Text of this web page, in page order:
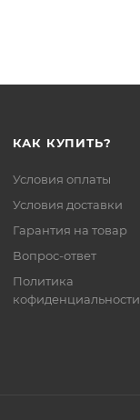
КАК КУПИТЬ?
Условия оплаты
Условия доставки
Гарантия на товар
Вопрос-ответ
Политика
кофиденциальности